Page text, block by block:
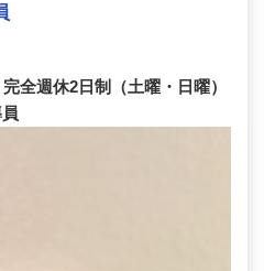
週休2日制（土曜・日曜）